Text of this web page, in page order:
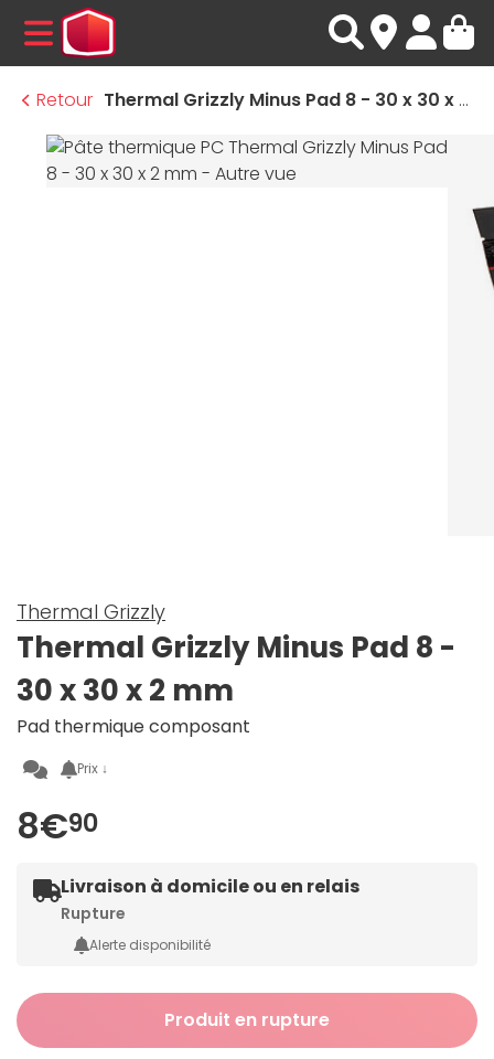
MENU
Retour
Thermal Grizzly Minus Pad 8 - 30 x 30 x 2 mm
Thermal Grizzly
Thermal Grizzly Minus Pad 8 -
30 x 30 x 2 mm
Pad thermique composant
Prix ↓
8€90
Livraison à domicile ou en relais
Rupture
Alerte disponibilité
Produit en rupture